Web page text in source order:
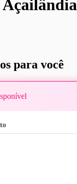
Açailândia
para você